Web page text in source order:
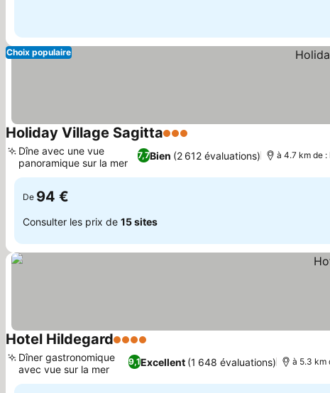
Choix populaire
Holiday Village Sagitta3 Étoiles
7,7Bien (2 612 évaluations)
Dîne avec une vue
panoramique sur la mer
à 4.7 km de
De 94 €
Consulter les prix de 15 sites
Hotel Hildegard4 Étoiles
9,1Excellent (1 648 évaluations)
Dîner gastronomique
avec vue sur la mer
à 5.3 km